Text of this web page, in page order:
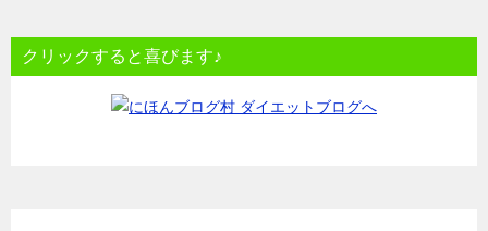
クリックすると喜びます♪